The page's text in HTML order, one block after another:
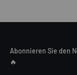
Abonnieren Sie den
🔥